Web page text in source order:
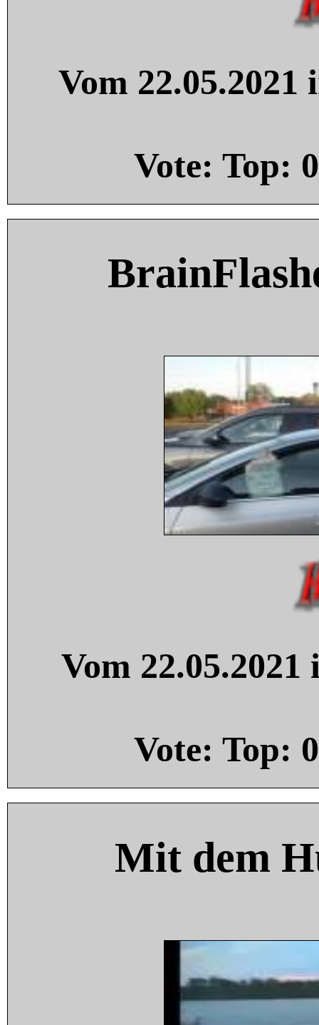
Vom
Vote: Top: 0
Vom
Vote: Top: 0
Mit dem